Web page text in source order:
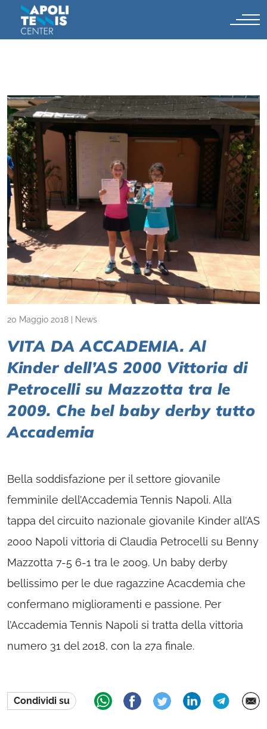
20 Maggio 2018 News
VITA DA ACCADEMIA. Al
Kinder dell’AS 2000 Vittoria di
Petrocelli su Mazzotta tra le
2009. Che bel baby derby tutto
Accademia
Bella soddisfazione per il settore giovanile
femminile dell’Accademia Tennis Napoli. Alla
tappa del circuito nazionale giovanile Kinder all’AS
2000 Napoli vittoria di Claudia Petrocelli su Benny
Mazzotta 7-5 6-1 tra le 2009. Un baby derby
bellissimo per le due ragazzine Acacdemia che
confermano miglioramenti e passione. Per
l’Accademia Tennis Napoli si tratta della vittoria
numero 31 del 2018, con la 27a finale.
Condividi su